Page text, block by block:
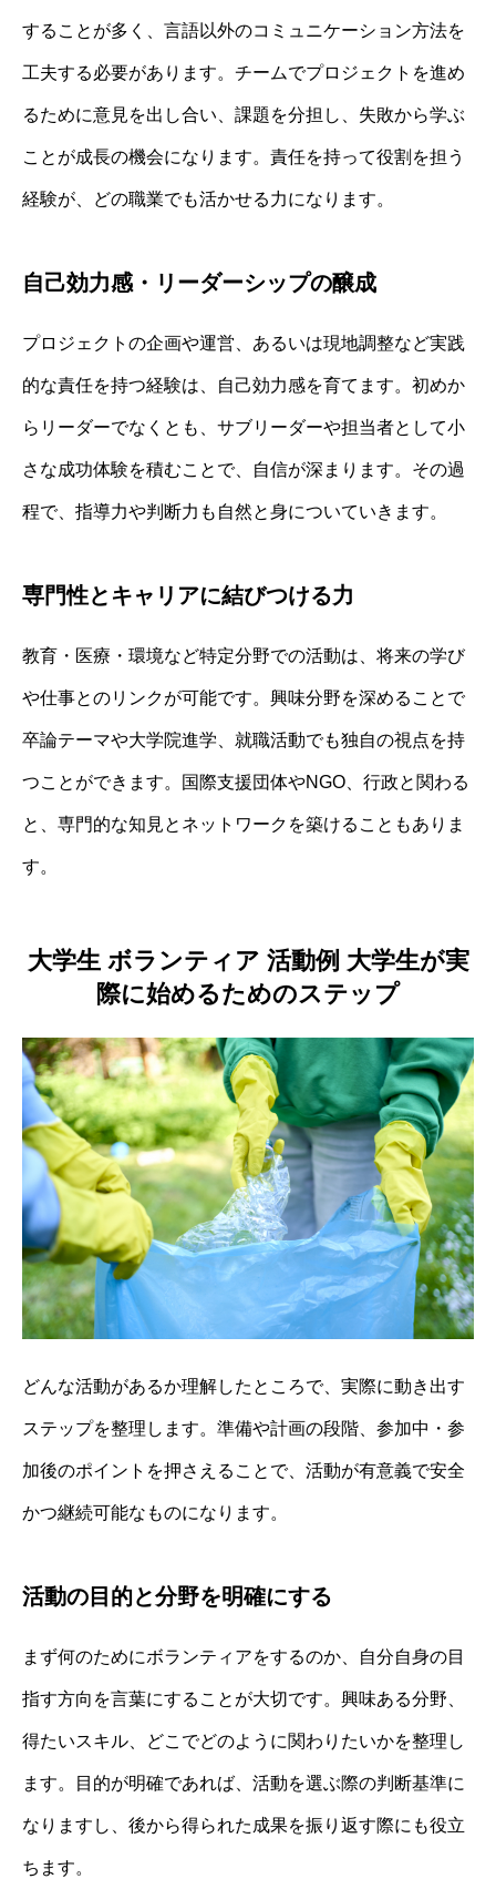
することが多く、言語以外のコミュニケーション方法を
工夫する必要があります。チームでプロジェクトを進め
るために意見を出し合い、課題を分担し、失敗から学ぶ
ことが成長の機会になります。責任を持って役割を担う
経験が、どの職業でも活かせる力になります。
自己効力感・リーダーシップの醸成
プロジェクトの企画や運営、あるいは現地調整など実践
的な責任を持つ経験は、自己効力感を育てます。初めか
らリーダーでなくとも、サブリーダーや担当者として小
さな成功体験を積むことで、自信が深まります。その過
程で、指導力や判断力も自然と身についていきます。
専門性とキャリアに結びつける力
教育・医療・環境など特定分野での活動は、将来の学び
や仕事とのリンクが可能です。興味分野を深めることで
卒論テーマや大学院進学、就職活動でも独自の視点を持
つことができます。国際支援団体やNGO、行政と関わる
と、専門的な知見とネットワークを築けることもありま
す。
大学生 ボランティア 活動例 大学生が実
際に始めるためのステップ
どんな活動があるか理解したところで、実際に動き出す
ステップを整理します。準備や計画の段階、参加中・参
加後のポイントを押さえることで、活動が有意義で安全
かつ継続可能なものになります。
活動の目的と分野を明確にする
まず何のためにボランティアをするのか、自分自身の目
指す方向を言葉にすることが大切です。興味ある分野、
得たいスキル、どこでどのように関わりたいかを整理し
ます。目的が明確であれば、活動を選ぶ際の判断基準に
なりますし、後から得られた成果を振り返す際にも役立
ちます。